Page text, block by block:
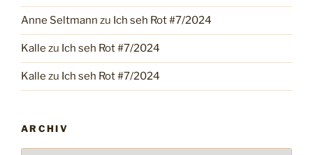
Anne Seltmann zu Ich seh Rot #7/2024
Kalle zu Ich seh Rot #7/2024
Kalle zu Ich seh Rot #7/2024
ARCHIV